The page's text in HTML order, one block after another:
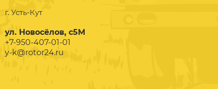
г. Усть-Кут
ул. Новосёлов, с5М
+7-950-407-01-01
y-k@rotor24.ru